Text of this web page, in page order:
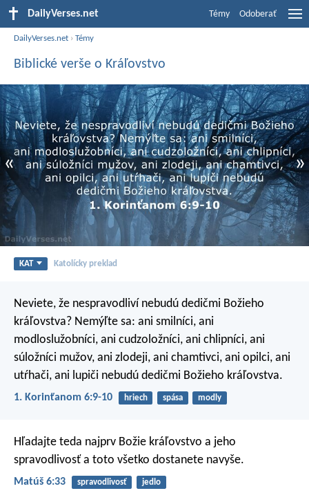
DailyVerses.net Témy Odoberať
DailyVerses.net ›Témy
Biblické verše o Kráľovstvo
« »
KAT Katolícky preklad
Neviete, že nespravodliví nebudú dedičmi Božieho
kráľovstva? Nemýľte sa: ani smilníci, ani
modloslužobníci, ani cudzoložníci, ani chlipníci, ani
súložníci mužov, ani zlodeji, ani chamtivci, ani opilci, ani
utŕhači, ani lupiči nebudú dedičmi Božieho kráľovstva.
1. Korinťanom 6:9-10 hriech spása modly
Hľadajte teda najprv Božie kráľovstvo a jeho
spravodlivosť a toto všetko dostanete navyše.
Matúš 6:33 spravodlivosť jedlo